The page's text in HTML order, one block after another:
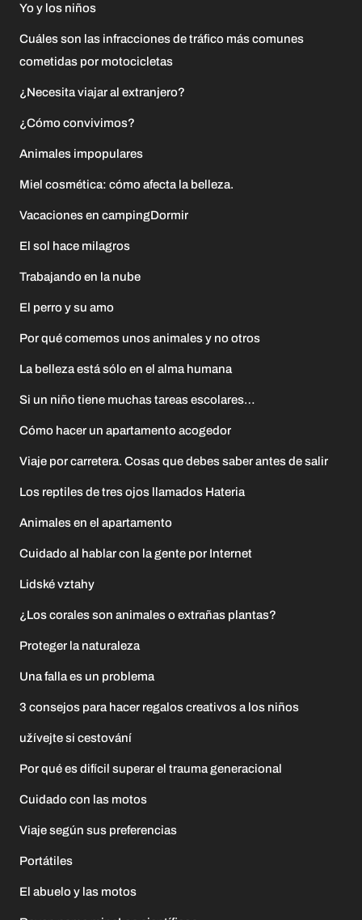
Yo y los niños
Cuáles son las infracciones de tráfico más comunes
cometidas por motocicletas
¿Necesita viajar al extranjero?
¿Cómo convivimos?
Animales impopulares
Miel cosmética: cómo afecta la belleza.
Vacaciones en campingDormir
El sol hace milagros
Trabajando en la nube
El perro y su amo
Por qué comemos unos animales y no otros
La belleza está sólo en el alma humana
Si un niño tiene muchas tareas escolares…
Cómo hacer un apartamento acogedor
Viaje por carretera. Cosas que debes saber antes de salir
Los reptiles de tres ojos llamados Hateria
Animales en el apartamento
Cuidado al hablar con la gente por Internet
Lidské vztahy
¿Los corales son animales o extrañas plantas?
Proteger la naturaleza
Una falla es un problema
3 consejos para hacer regalos creativos a los niños
užívejte si cestování
Por qué es difícil superar el trauma generacional
Cuidado con las motos
Viaje según sus preferencias
Portátiles
El abuelo y las motos